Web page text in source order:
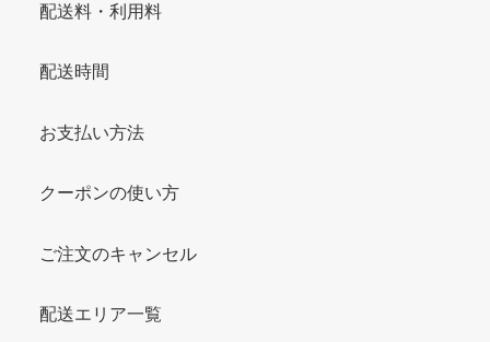
配送料・利用料
配送時間
お支払い方法
クーポンの使い方
ご注文のキャンセル
配送エリア一覧